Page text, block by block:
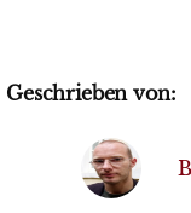
Geschrieben von: